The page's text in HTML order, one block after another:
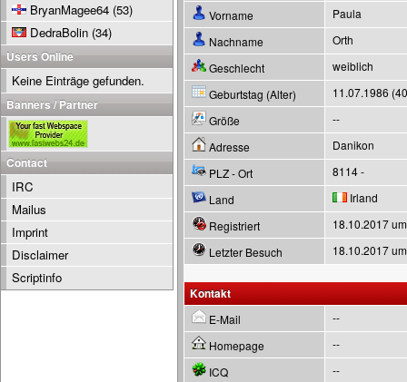
Vorname
Paula
Nachname
Orth
Geschlecht
weiblich
Geburtstag (Alter)
11.07.1986
Größe
--
Adresse
Danikon
PLZ - Ort
8114 -
Land
Irland
Registriert
18.10.2017
Letzter Besuch
18.10.2017
Kontakt
E-Mail
--
Homepage
--
ICQ
--
BryanMagee64 (53)
DedraBolin (34)
Users Online
Keine Einträge gefunden.
Banners / Partner
Contact
IRC
Mailus
Imprint
Disclaimer
Scriptinfo